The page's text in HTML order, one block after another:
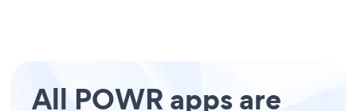
All POWR apps are